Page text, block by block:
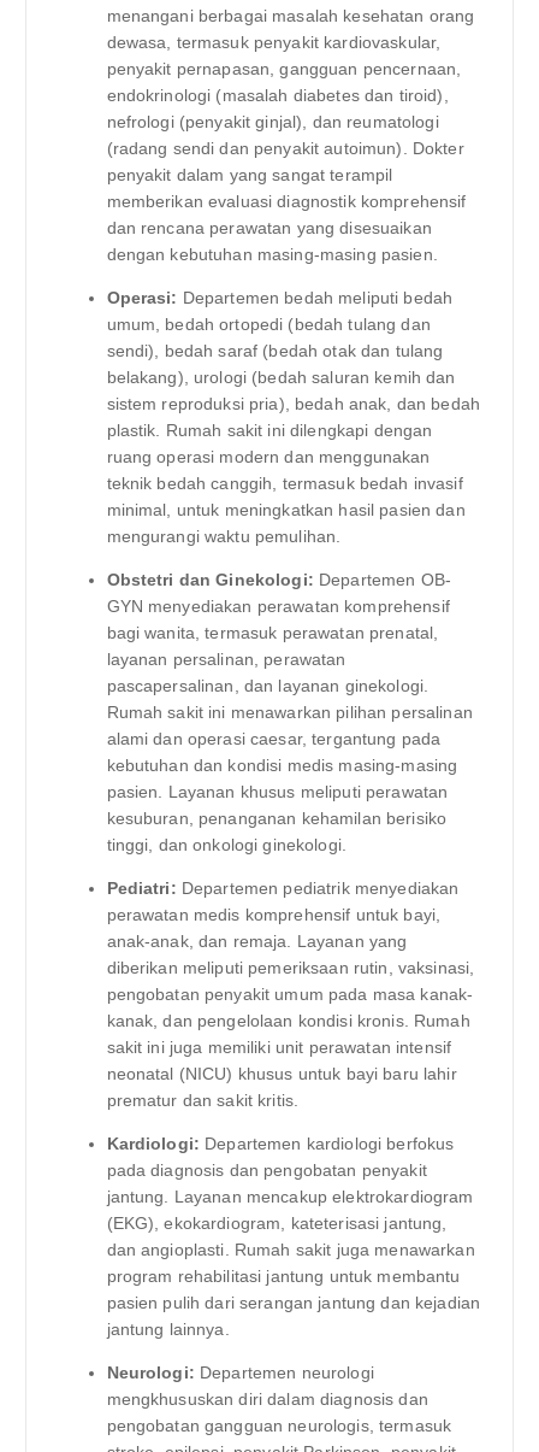
menangani berbagai masalah kesehatan orang
dewasa, termasuk penyakit kardiovaskular,
penyakit pernapasan, gangguan pencernaan,
endokrinologi (masalah diabetes dan tiroid),
nefrologi (penyakit ginjal), dan reumatologi
(radang sendi dan penyakit autoimun). Dokter
penyakit dalam yang sangat terampil
memberikan evaluasi diagnostik komprehensif
dan rencana perawatan yang disesuaikan
dengan kebutuhan masing-masing pasien.
Operasi: Departemen bedah meliputi bedah
umum, bedah ortopedi (bedah tulang dan
sendi), bedah saraf (bedah otak dan tulang
belakang), urologi (bedah saluran kemih dan
sistem reproduksi pria), bedah anak, dan bedah
plastik. Rumah sakit ini dilengkapi dengan
ruang operasi modern dan menggunakan
teknik bedah canggih, termasuk bedah invasif
minimal, untuk meningkatkan hasil pasien dan
mengurangi waktu pemulihan.
Obstetri dan Ginekologi: Departemen OB-
GYN menyediakan perawatan komprehensif
bagi wanita, termasuk perawatan prenatal,
layanan persalinan, perawatan
pascapersalinan, dan layanan ginekologi.
Rumah sakit ini menawarkan pilihan persalinan
alami dan operasi caesar, tergantung pada
kebutuhan dan kondisi medis masing-masing
pasien. Layanan khusus meliputi perawatan
kesuburan, penanganan kehamilan berisiko
tinggi, dan onkologi ginekologi.
Pediatri: Departemen pediatrik menyediakan
perawatan medis komprehensif untuk bayi,
anak-anak, dan remaja. Layanan yang
diberikan meliputi pemeriksaan rutin, vaksinasi,
pengobatan penyakit umum pada masa kanak-
kanak, dan pengelolaan kondisi kronis. Rumah
sakit ini juga memiliki unit perawatan intensif
neonatal (NICU) khusus untuk bayi baru lahir
prematur dan sakit kritis.
Kardiologi: Departemen kardiologi berfokus
pada diagnosis dan pengobatan penyakit
jantung. Layanan mencakup elektrokardiogram
(EKG), ekokardiogram, kateterisasi jantung,
dan angioplasti. Rumah sakit juga menawarkan
program rehabilitasi jantung untuk membantu
pasien pulih dari serangan jantung dan kejadian
jantung lainnya.
Neurologi: Departemen neurologi
mengkhususkan diri dalam diagnosis dan
pengobatan gangguan neurologis, termasuk